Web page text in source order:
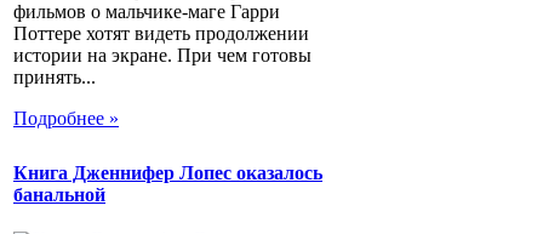
фильмов о мальчике-маге Гарри
Поттере хотят видеть продолжении
истории на экране. При чем готовы
принять...
Подробнее »
Книга Дженнифер Лопес оказалось
банальной